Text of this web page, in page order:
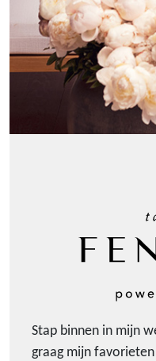
Stap binnen in mijn
graag mijn